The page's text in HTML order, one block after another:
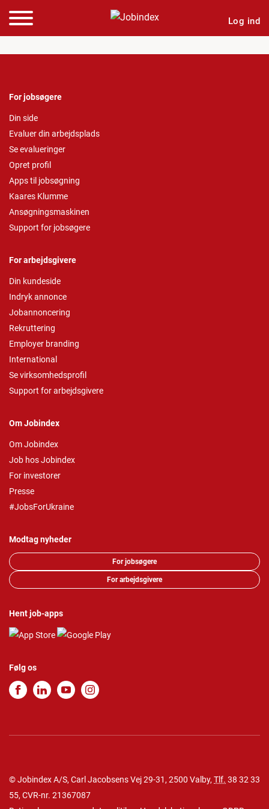
Log ind
For jobsøgere
Din side
Evaluer din arbejdsplads
Se evalueringer
Opret profil
Apps til jobsøgning
Kaares Klumme
Ansøgningsmaskinen
Support for jobsøgere
For arbejdsgivere
Din kundeside
Indryk annonce
Jobannoncering
Rekruttering
Employer branding
International
Se virksomhedsprofil
Support for arbejdsgivere
Om Jobindex
Om Jobindex
Job hos Jobindex
For investorer
Presse
#JobsForUkraine
Modtag nyheder
For jobsøgere
For arbejdsgivere
Hent job-apps
Følg os
© Jobindex A/S, Carl Jacobsens Vej 29-31, 2500 Valby, Tlf. 38 32 33
55, CVR-nr. 21367087